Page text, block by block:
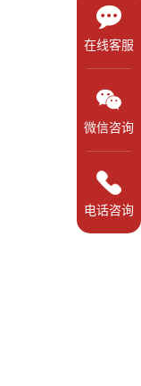
在线客服
微信咨询
电话咨询